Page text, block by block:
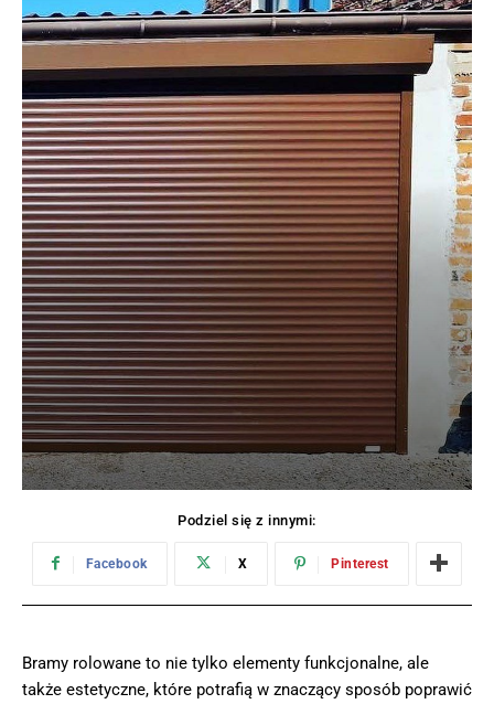
Podziel się z innymi:
Facebook X Pinterest
Bramy rolowane to nie tylko elementy funkcjonalne, ale
także estetyczne, które potrafią w znaczący sposób poprawić